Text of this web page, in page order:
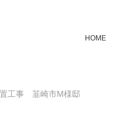
HOME
工事 韮崎市M様邸